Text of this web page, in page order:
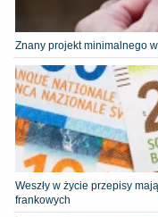
Znany projekt minimalnego
Weszły w życie przepisy
frankowych